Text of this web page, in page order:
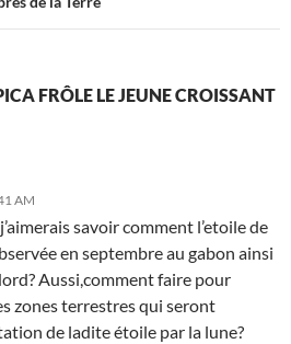
FRÔLE LE JEUNE CROISSANT
AM
savoir comment l’etoile de
en septembre au gabon ainsi
Aussi,comment faire pour
zones terrestres qui seront
de ladite étoile par la lune?